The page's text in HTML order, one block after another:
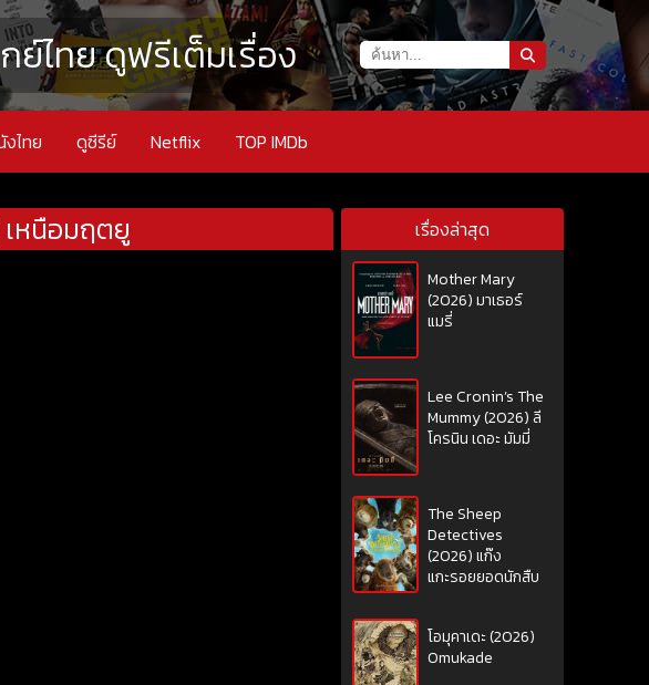
ย์ไทย ดูฟรีเต็มเรื่อง
งไทย ดูซีรีย์ Netflix TOP IMDb
หนือมฤตยู เรื่องล่าสุด
Mother Mary
(2026) มาเธอร์
แมรี่
Lee Cronin’s The
Mummy (2026) ลี
โครนิน เดอะ มัมมี่
The Sheep
Detectives
(2026) แก๊ง
แกะรอยยอดนักสืบ
โอมุคาเดะ (2026)
Omukade